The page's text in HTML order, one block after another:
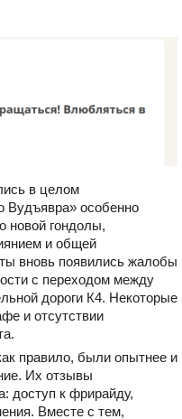
в целом
Вудъявра» особенно
новой гондолы,
и общей
вновь появились жалобы
с переходом между
дороги К4. Некоторые
и отсутствии
правило, были опытнее и
Их отзывы
доступ к фрирайду,
Вместе с тем,